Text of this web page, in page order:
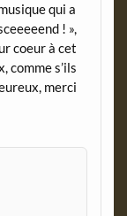
qui a
! »,
coeur à cet
comme s’ils
merci